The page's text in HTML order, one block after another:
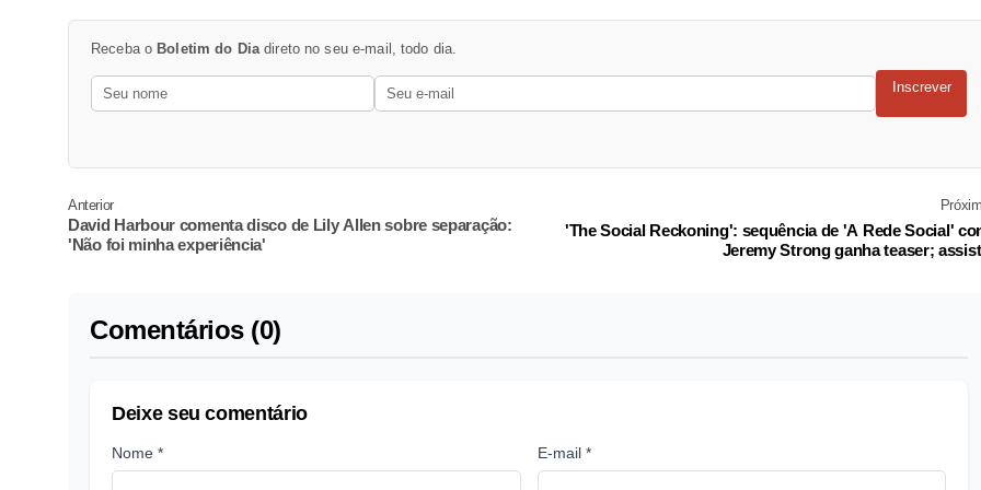
Receba o Boletim do Diadireto no seu e-mail, todo dia.
Inscrever
Anterior
David Harbour comenta disco de Lily Allen sobre separação:
'Não foi minha experiência'
'The Social Reckoning': sequência de 'A Rede Social'
Jeremy Strong ganha teaser;
Comentários (0)
Deixe seu comentário
Nome * E-mail *